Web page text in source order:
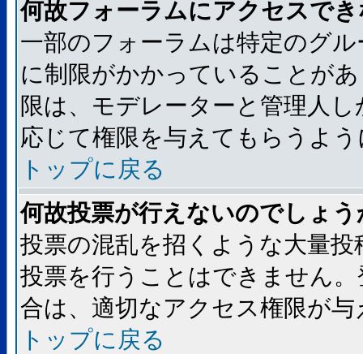
何故フォーラムにアクセスで
一部のフォーラムは特定のグ
に制限がかかっていることが
限は、モデレーターと管理人
応じて権限を与えてもらうよ
トップに戻る
何故投票が行えないのでしょう
投票の混乱を招くような大量
投票を行うことはできません
合は、適切なアクセス権限が
トップに戻る